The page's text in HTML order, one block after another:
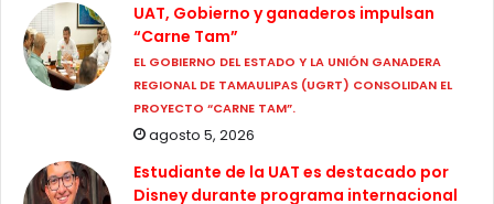
UAT, Gobierno y ganaderos impulsan
“Carne Tam”
EL GOBIERNO DEL ESTADO Y LA UNIÓN GANADERA
REGIONAL DE TAMAULIPAS (UGRT) CONSOLIDAN EL
PROYECTO “CARNE TAM”.
agosto 5, 2026
Estudiante de la UAT es destacado por
Disney durante programa internacional